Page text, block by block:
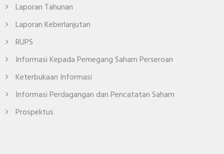
Laporan Tahunan
Laporan Keberlanjutan
RUPS
Informasi Kepada Pemegang Saham Perseroan
Keterbukaan Informasi
Informasi Perdagangan dan Pencatatan Saham
Prospektus